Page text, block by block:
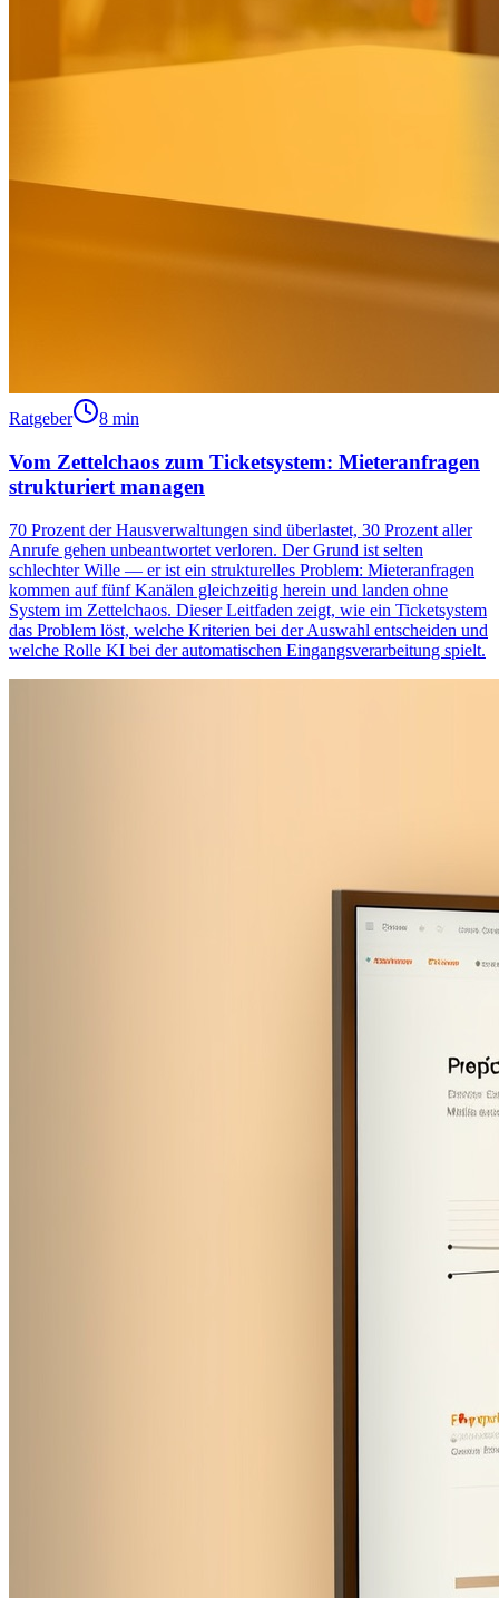
Ratgeber 8 min
Vom Zettelchaos zum Ticketsystem: Mieteranfragen
strukturiert managen
70 Prozent der Hausverwaltungen sind überlastet, 30 Prozent aller
Anrufe gehen unbeantwortet verloren. Der Grund ist selten
schlechter Wille — er ist ein strukturelles Problem: Mieteranfragen
kommen auf fünf Kanälen gleichzeitig herein und landen ohne
System im Zettelchaos. Dieser Leitfaden zeigt, wie ein Ticketsystem
das Problem löst, welche Kriterien bei der Auswahl entscheiden und
welche Rolle KI bei der automatischen Eingangsverarbeitung spielt.